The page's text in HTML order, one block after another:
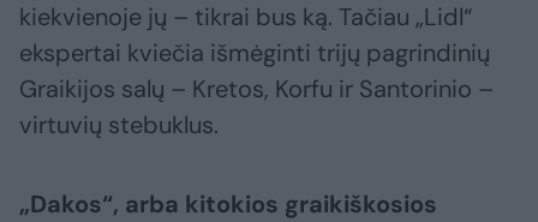
kiekvienoje jų – tikrai bus ką. Tačiau „Lidl“
ekspertai kviečia išmėginti trijų pagrindinių
Graikijos salų – Kretos, Korfu ir Santorinio –
virtuvių stebuklus.
„Dakos“, arba kitokios graikiškosios